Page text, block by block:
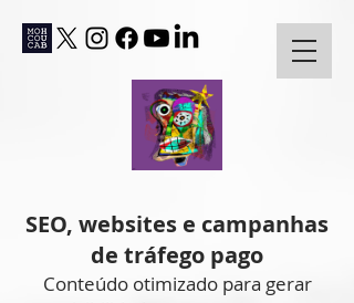
SEO, websites e campanhas
de tráfego pago
Conteúdo otimizado para gerar